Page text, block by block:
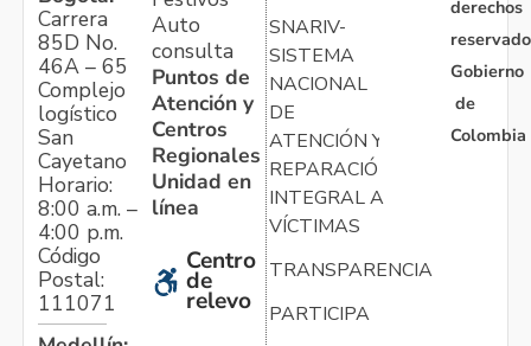
Carrera
85D No.
46A – 65
Complejo
logístico
San
Cayetano
Horario:
8:00 a.m. –
4:00 p.m.
Código
Postal:
111071
Auto
consulta
Puntos de
Atención y
Centros
Regionales
Unidad en
línea
Centro
de
relevo
SNARIV-
SISTEMA
NACIONAL
DE
ATENCIÓN Y
REPARACIÓN
INTEGRAL A
VÍCTIMAS
TRANSPARENCIA
PARTICIPA
derechos
Gobierno
de
Colombia